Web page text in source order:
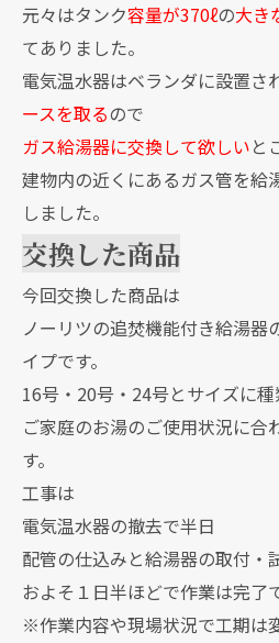
元々はタンク容量が370ℓの大き
てありました。
電気温水器はベランダに設置さ
ースを取るので
ガス給湯器に交換して欲しいと
建物内の近くにあるガス管を給
しました。
交換した商品
今回交換した商品は
ノーリツの追焚機能付き給湯器
イプです。
16号・20号・24号とサイズに
ご家庭のお湯のご使用状況に合
す。
工事は
電気温水器の撤去で半日
配管の仕込みと給湯器の取付・
およそ１日半ほどで作業は完了
※作業内容や現場状況で工期は